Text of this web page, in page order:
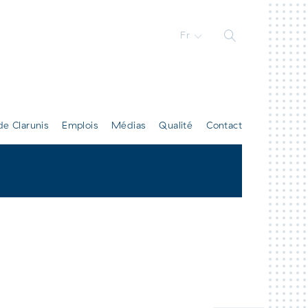
Fr
Clarunis Emplois Médias Qualité Contact